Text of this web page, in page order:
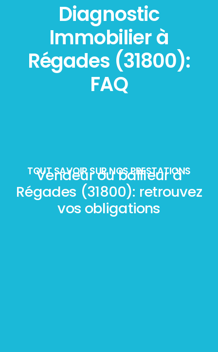
Diagnostic
Immobilier à
Régades (31800):
FAQ
TOUT SAVOIR SUR NOS PRESTATIONS
Vendeur ou bailleur à
Régades (31800): retrouvez
vos obligations